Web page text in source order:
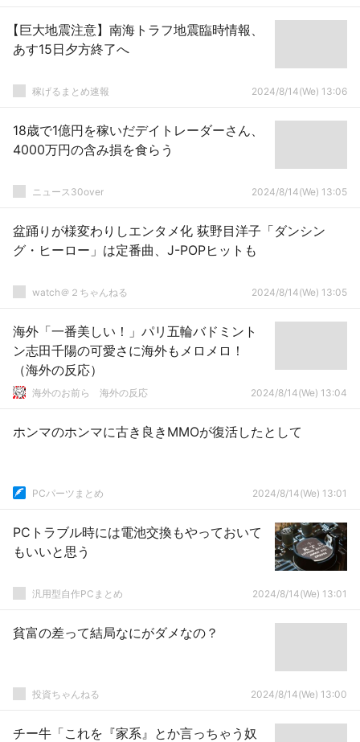
【巨大地震注意】南海トラフ地震臨時情報、
あす15日夕方終了へ
稼げるまとめ速報 2024/8/14(We) 13:06
18歳で1億円を稼いだデイトレーダーさん、
4000万円の含み損を食らう
ニュース30over 2024/8/14(We) 13:05
盆踊りが様変わりしエンタメ化 荻野目洋子「ダンシン
グ・ヒーロー」は定番曲、J-POPヒットも
watch＠２ちゃんねる 2024/8/14(We) 13:05
海外「一番美しい！」パリ五輪バドミント
ン志田千陽の可愛さに海外もメロメロ！
（海外の反応）
海外のお前ら 海外の反応 2024/8/14(We) 13:04
ホンマのホンマに古き良きMMOが復活したとして
PCパーツまとめ 2024/8/14(We) 13:01
PCトラブル時には電池交換もやっておいて
もいいと思う
汎用型自作PCまとめ 2024/8/14(We) 13:01
貧富の差って結局なにがダメなの？
投資ちゃんねる 2024/8/14(We) 13:00
チー牛「これを『家系』とか言っちゃう奴